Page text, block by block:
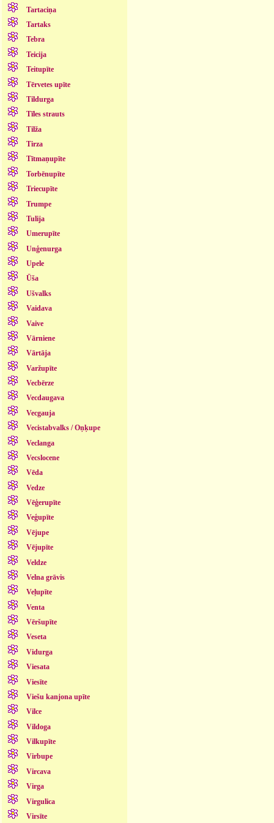
Tartaciņa
Tartaks
Tebra
Teicija
Teitupīte
Tērvetes upīte
Tildurga
Tīles strauts
Tilža
Tirza
Tītmaņupīte
Torbēnupīte
Triecupīte
Trumpe
Tulija
Umerupīte
Unģenurga
Upele
Ūša
Ušvalks
Vaidava
Vaive
Vārniene
Vārtāja
Varžupīte
Vecbērze
Vecdaugava
Vecgauja
Vecistabvalks / Oņķupe
Veclanga
Vecslocene
Vēda
Vedze
Vēģerupīte
Veģupīte
Vējupe
Vējupīte
Veldze
Velna grāvis
Veļupīte
Venta
Vēršupīte
Veseta
Vidurga
Viesata
Viesīte
Viešu kanjona upīte
Vilce
Vildoga
Vilkupīte
Virbupe
Vircava
Virga
Virgulica
Virsīte